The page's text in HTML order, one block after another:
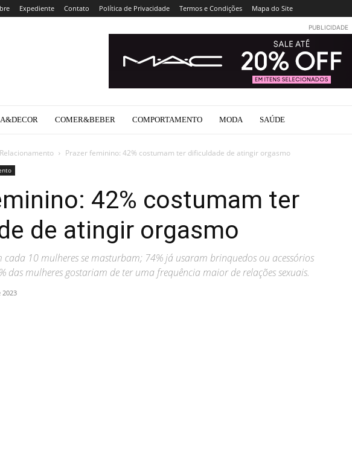
Expediente Contato Política de Privacidade Termos e Condições Mapa do Site
PUBLICIDADE
COMER&BEBER COMPORTAMENTO MODA SAÚDE
Relacionamento Prazer feminino: 42% costumam ter dificuldade de atingir orgasmo
42% costumam ter
de atingir orgasmo
cada 10 mulheres se masturbam; 74% já usaram brinquedos ou acessórios
das mulheres gostariam de ter uma frequência maior de relações sexuais.